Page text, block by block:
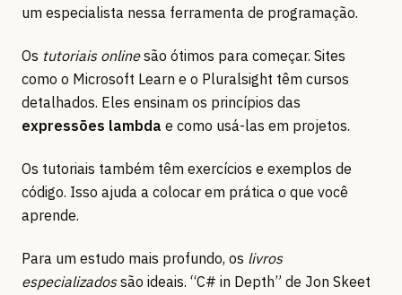
um especialista nessa ferramenta de programação.
Os tutoriais onlinesão ótimos para começar. Sites
como o Microsoft Learn e o Pluralsight têm cursos
detalhados. Eles ensinam os princípios das
expressões lambda e como usá-las em projetos.
Os tutoriais também têm exercícios e exemplos de
código. Isso ajuda a colocar em prática o que você
aprende.
Para um estudo mais profundo, os livros
especializadossão ideais. “C# in Depth” de Jon Skeet